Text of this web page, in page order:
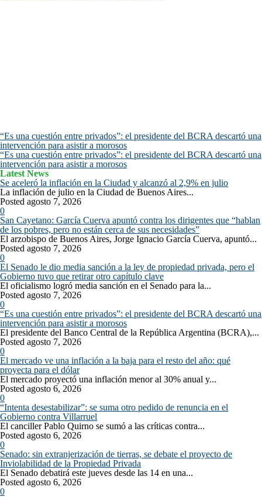
“Es una cuestión entre privados”: el presidente del BCRA descartó una
intervención para asistir a morosos
“Es una cuestión entre privados”: el presidente del BCRA descartó una
intervención para asistir a morosos
Latest News
Se aceleró la inflación en la Ciudad y alcanzó al 2,9% en julio
La inflación de julio en la Ciudad de Buenos Aires...
Posted agosto 7, 2026
0
San Cayetano: García Cuerva apuntó contra los dirigentes que “hablan
de los pobres, pero no están cerca de sus necesidades”
El arzobispo de Buenos Aires, Jorge Ignacio García Cuerva, apuntó...
Posted agosto 7, 2026
0
El Senado le dio media sanción a la ley de propiedad privada, pero el
Gobierno tuvo que retirar otro capítulo clave
El oficialismo logró media sanción en el Senado para la...
Posted agosto 7, 2026
0
“Es una cuestión entre privados”: el presidente del BCRA descartó una
intervención para asistir a morosos
El presidente del Banco Central de la República Argentina (BCRA),...
Posted agosto 7, 2026
0
El mercado ve una inflación a la baja para el resto del año: qué
proyecta para el dólar
El mercado proyectó una inflación menor al 30% anual y...
Posted agosto 6, 2026
0
“Intenta desestabilizar”: se suma otro pedido de renuncia en el
Gobierno contra Villarruel
El canciller Pablo Quirno se sumó a las críticas contra...
Posted agosto 6, 2026
0
Senado: sin extranjerización de tierras, se debate el proyecto de
Inviolabilidad de la Propiedad Privada
El Senado debatirá este jueves desde las 14 en una...
Posted agosto 6, 2026
0